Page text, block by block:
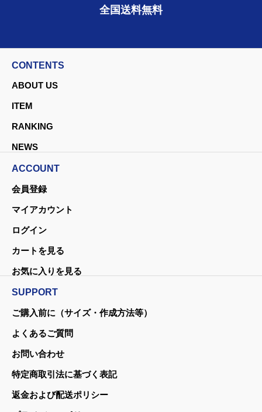
全国送料無料
CONTENTS
ABOUT US
ITEM
RANKING
NEWS
ACCOUNT
会員登録
マイアカウント
ログイン
カートを見る
お気に入りを見る
SUPPORT
ご購入前に（サイズ・作成方法等）
よくあるご質問
お問い合わせ
特定商取引法に基づく表記
返金および配送ポリシー